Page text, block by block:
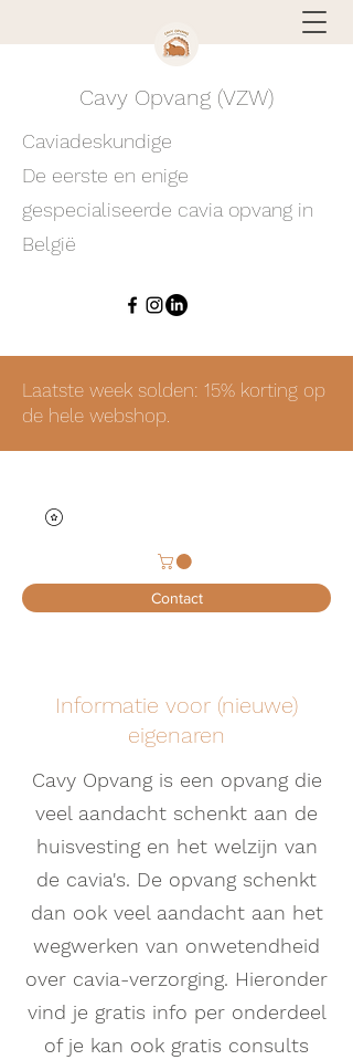
Cavy Opvang (VZW)
Caviadeskundige
De eerste en enige
gespecialiseerde cavia opvang in
België
Contact
Laatste week solden: 15% korting op
de hele webshop.
Informatie voor (nieuwe)
eigenaren
Cavy Opvang is een opvang die
veel aandacht schenkt aan de
huisvesting en het welzijn van
de cavia's. De opvang schenkt
dan ook veel aandacht aan het
wegwerken van onwetendheid
over cavia-verzorging. Hieronder
vind je gratis info per onderdeel
of je kan ook gratis consults